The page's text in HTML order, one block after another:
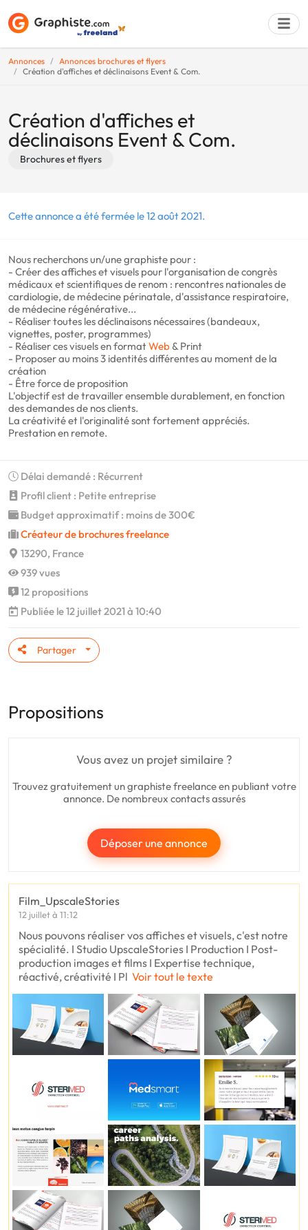
Annonces
Annonces brochures et flyers
Création d'affiches et déclinaisons Event & Com.
Création d'affiches et
déclinaisons Event & Com.
Brochures et flyers
Cette annonce a été fermée le 12 août 2021.
Nous recherchons un/une graphiste pour :
- Créer des affiches et visuels pour l'organisation de congrès
médicaux et scientifiques de renom : rencontres nationales de
cardiologie, de médecine périnatale, d'assistance respiratoire,
de médecine régénérative...
- Réaliser toutes les déclinaisons nécessaires (bandeaux,
vignettes, poster, programmes)
- Réaliser ces visuels en formatWeb & Print
- Proposer au moins 3 identités différentes au moment de la
création
- Être force de proposition
L'objectif est de travailler ensemble durablement, en fonction
des demandes de nos clients.
La créativité et l'originalité sont fortement appréciés.
Prestation en remote.
Délai demandé : Récurrent
Profil client : Petite entreprise
Budget approximatif : moins de 300€
Créateur de brochures freelance
13290, France
939 vues
12 propositions
Publiée le 12 juillet 2021 à 10:40
Partager
Propositions
Vous avez un projet similaire ?
Trouvez gratuitement un graphiste freelance en publiant votre
annonce. De nombreux contacts assurés
Déposer une annonce
Film_UpscaleStories
12 juillet à 11:12
Nous pouvons réaliser vos affiches et visuels, c'est notre
spécialité. I Studio UpscaleStories I Production I Post-
production images et films I Expertise technique,
réactivé, créativité I Pl Voir tout le texte